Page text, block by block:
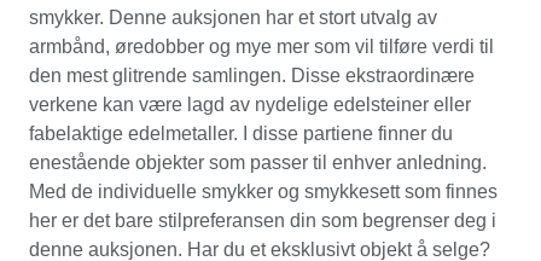
smykker. Denne auksjonen har et stort utvalg av
armbånd, øredobber og mye mer som vil tilføre verdi til
den mest glitrende samlingen. Disse ekstraordinære
verkene kan være lagd av nydelige edelsteiner eller
fabelaktige edelmetaller. I disse partiene finner du
enestående objekter som passer til enhver anledning.
Med de individuelle smykker og smykkesett som finnes
her er det bare stilpreferansen din som begrenser deg i
denne auksjonen. Har du et eksklusivt objekt å selge?